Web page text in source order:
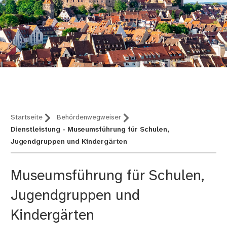
Startseite
Behördenwegweiser
Dienstleistung - Museumsführung für Schulen,
Jugendgruppen und Kindergärten
Museumsführung für Schulen,
Jugendgruppen und
Kindergärten